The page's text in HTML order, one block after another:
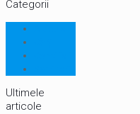
Categorii
Ultimele
articole